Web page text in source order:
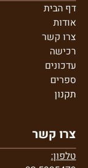
דף הבית
אודות
צרו קשר
רכישה
עדכונים
ספרים
תקנון
צרו קשר
טלפון: